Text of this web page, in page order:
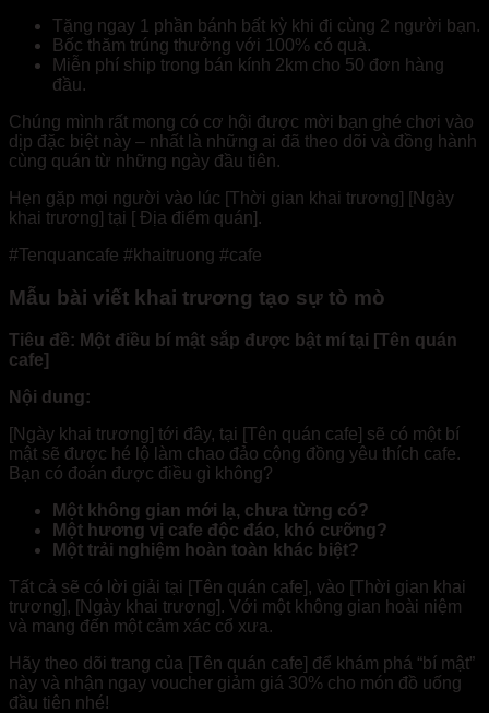
Tặng ngay 1 phần bánh bất kỳ khi đi cùng 2 người bạn.
Bốc thăm trúng thưởng với 100% có quà.
Miễn phí ship trong bán kính 2km cho 50 đơn hàng
đầu.
Chúng mình rất mong có cơ hội được mời bạn ghé chơi vào
dịp đặc biệt này – nhất là những ai đã theo dõi và đồng hành
cùng quán từ những ngày đầu tiên.
Hẹn gặp mọi người vào lúc [Thời gian khai trương] [Ngày
khai trương] tại [ Địa điểm quán].
#Tenquancafe #khaitruong #cafe
Mẫu bài viết khai trương tạo sự tò mò
Tiêu đề: Một điều bí mật sắp được bật mí tại [Tên quán
cafe]
Nội dung:
[Ngày khai trương] tới đây, tại [Tên quán cafe] sẽ có một bí
mật sẽ được hé lộ làm chao đảo cộng đồng yêu thích cafe.
Bạn có đoán được điều gì không?
Một không gian mới lạ, chưa từng có?
Một hương vị cafe độc đáo, khó cưỡng?
Một trải nghiệm hoàn toàn khác biệt?
Tất cả sẽ có lời giải tại [Tên quán cafe], vào [Thời gian khai
trương], [Ngày khai trương]. Với một không gian hoài niệm
và mang đến một cảm xác cổ xưa.
Hãy theo dõi trang của [Tên quán cafe] để khám phá “bí mật”
này và nhận ngay voucher giảm giá 30% cho món đồ uống
đầu tiên nhé!